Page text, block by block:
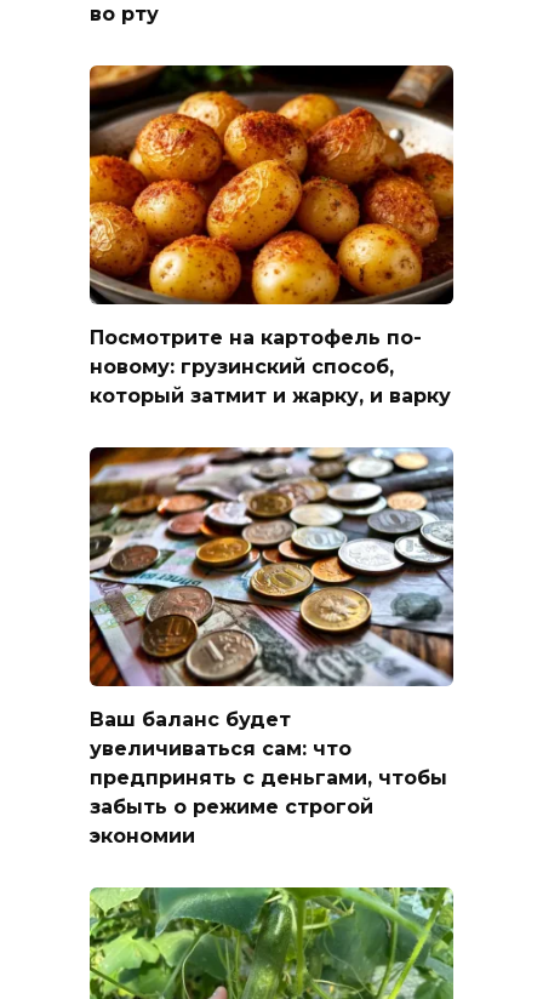
во рту
Посмотрите на картофель по-
новому: грузинский способ,
который затмит и жарку, и варку
Ваш баланс будет
увеличиваться сам: что
предпринять с деньгами, чтобы
забыть о режиме строгой
экономии